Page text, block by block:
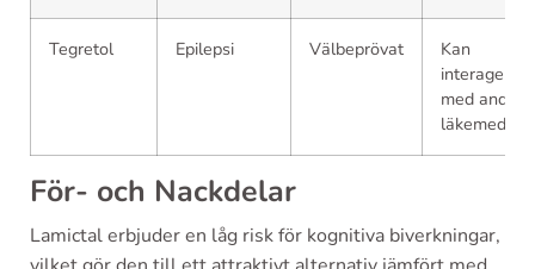
Tegretol Epilepsi Välbeprövat
Kan
interagera
med andra
läkemedel
För- och Nackdelar
Lamictal erbjuder en låg risk för kognitiva biverkningar,